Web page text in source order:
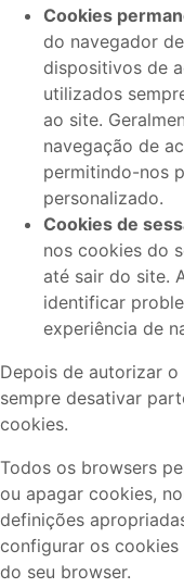
Cookies
do navegador
dispositivos de
utilizados
ao site.
navegação de
permitindo-nos
personalizado.
Cookies de
nos cookies do
até sair do site.
identificar
experiência de
Depois de autorizar
sempre desativar
cookies.
Todos os browsers
ou apagar cookies,
definições
configurar os cookies
do seu browser.